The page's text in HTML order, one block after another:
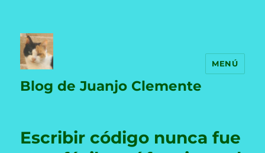
Blog de Juanjo Clemente
MENÚ
Escribir código nunca fue